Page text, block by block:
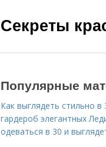
Секреты
Популярные
Как выглядеть стильно в
гардероб элегантных
одеваться в 30 и